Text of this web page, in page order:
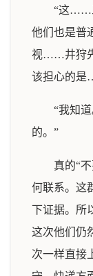
“这……
他们也是普
视……井狩
该担心的
“我知
的。”
真的“
何联系。这
下证据。所
这次他们仍
次一样直接